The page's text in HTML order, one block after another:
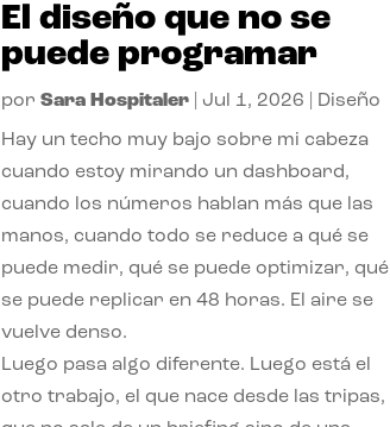
El diseño que no se
puede programar
por Sara Hospitaler| Jul 1, 2026 Diseño
Hay un techo muy bajo sobre mi cabeza
cuando estoy mirando un dashboard,
cuando los números hablan más que las
manos, cuando todo se reduce a qué se
puede medir, qué se puede optimizar, qué
se puede replicar en 48 horas. El aire se
vuelve denso.
Luego pasa algo diferente. Luego está el
otro trabajo, el que nace desde las tripas,